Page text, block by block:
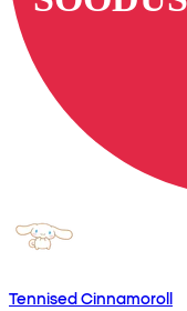
Tennised Cinnamoroll